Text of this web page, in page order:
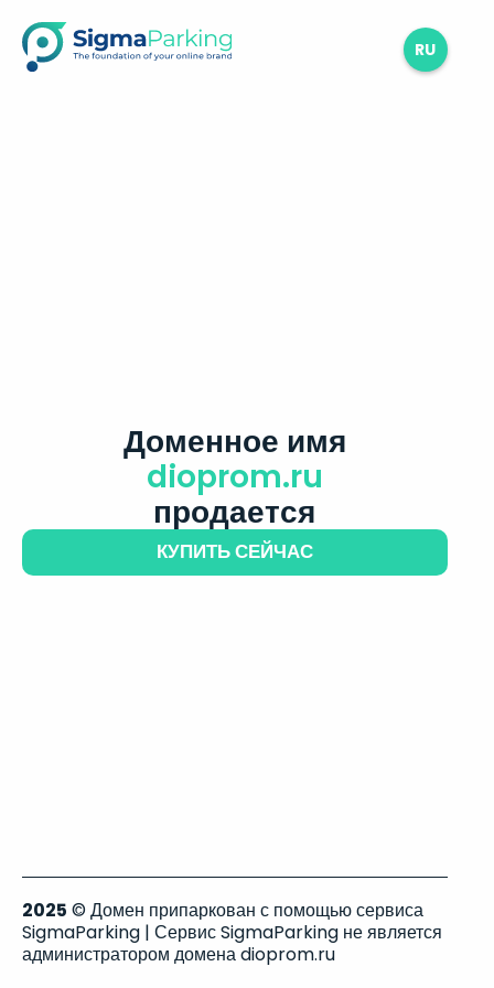
RU
Доменное имя
dioprom.ru
продается
КУПИТЬ СЕЙЧАС
2025 © Домен припаркован с помощью сервиса
SigmaParking | Сервис SigmaParking не является
администратором домена dioprom.ru